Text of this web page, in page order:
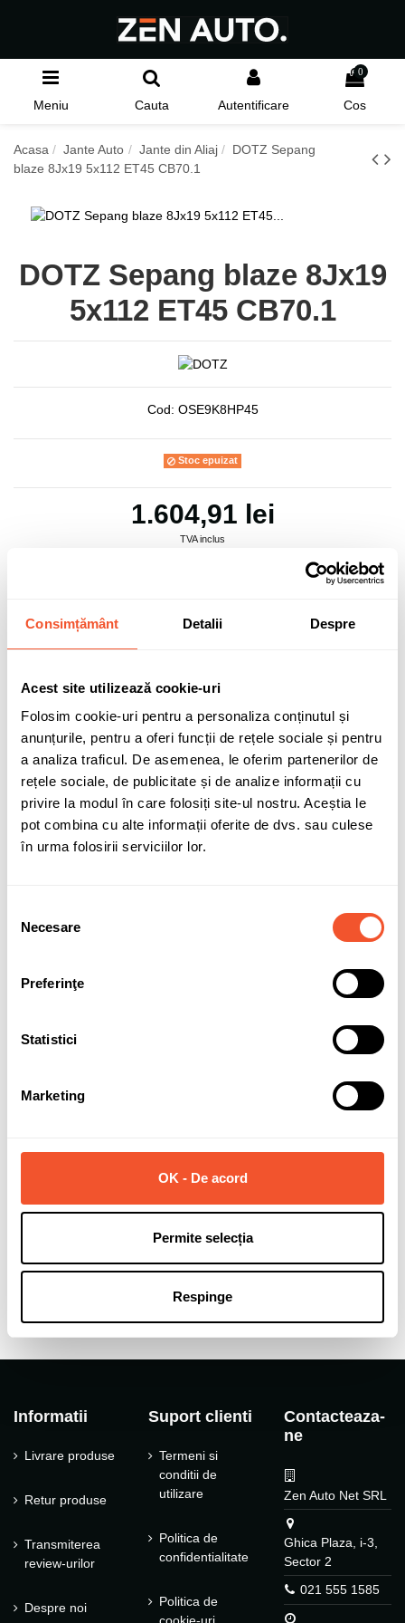
Consimțământ Detalii Despre
Acest site utilizează cookie-uri
Folosim cookie-uri pentru a personaliza conținutul și
anunțurile, pentru a oferi funcții de rețele sociale și pentru
a analiza traficul. De asemenea, le oferim partenerilor de
rețele sociale, de publicitate și de analize informații cu
privire la modul în care folosiți site-ul nostru. Aceștia le
pot combina cu alte informații oferite de dvs. sau culese
în urma folosirii serviciilor lor.
consimțământului
Necesare
Preferinţe
Statistici
Marketing
OK - De acord
Permite selecția
Respinge
Meniu Cauta Autentificare
0
Cos
Acasa Jante Auto Jante din Aliaj
DOTZ Sepang
blaze 8Jx19 5x112 ET45 CB70.1
DOTZ Sepang blaze 8Jx19
5x112 ET45 CB70.1
Cod: OSE9K8HP45
Stoc epuizat
1.604,91 lei
TVA inclus
Sunt de acord cupolitica de confidentialitatea datelor cu
caracter personal.
Detalii ale produsului
Marca
Diametru janta
CB (gaura centrala) 70.1
Aliaj
Tip produs Jante auto
Informatii
Livrare produse
Retur produse
Transmiterea
review-urilor
Despre noi
Suport clienti
Termeni si
conditii de
utilizare
Politica de
confidentialitate
Politica de
Contacteaza-
ne
Zen Auto Net SRL
Ghica Plaza, i-3,
Sector 2
021 555 1585